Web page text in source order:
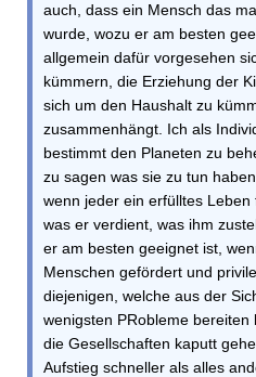
auch, dass ein Mensch das
wurde, wozu er am besten
allgemein dafür vorgesehen
kümmern, die Erziehung der
sich um den Haushalt zu
zusammenhängt. Ich als
bestimmt den Planeten zu
zu sagen was sie zu tun
wenn jeder ein erfülltes Leben
was er verdient, was ihm
er am besten geeignet ist,
Menschen gefördert und
diejenigen, welche aus der
wenigsten PRobleme
die Gesellschaften kaputt
Aufstieg schneller als alles